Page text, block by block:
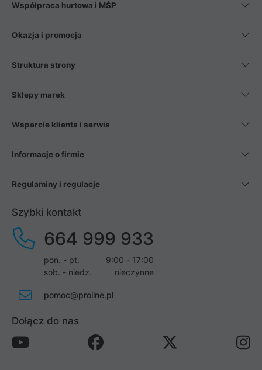
Współpraca hurtowa i MŚP
Okazja i promocja
Struktura strony
Sklepy marek
Wsparcie klienta i serwis
Informacje o firmie
Regulaminy i regulacje
Szybki kontakt
664 999 933
pon. - pt.
9:00 - 17:00
sob. - niedz.
nieczynne
pomoc@proline.pl
Dołącz do nas